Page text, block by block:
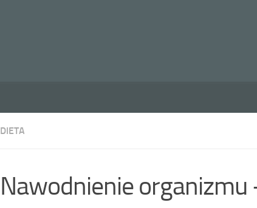
DIETA
Nawodnienie organizmu